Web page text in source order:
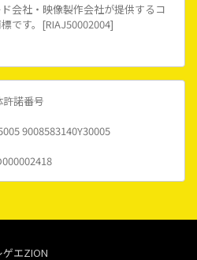
会社・映像製作会社が提供するコ
です。[RIAJ50002004]
諾番号
9008583140Y30005
ゲエZION